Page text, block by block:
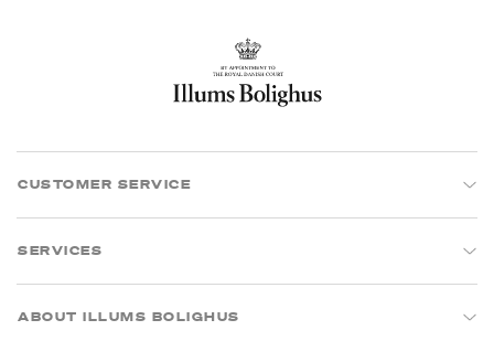
CUSTOMER SERVICE
SERVICES
ABOUT ILLUMS BOLIGHUS